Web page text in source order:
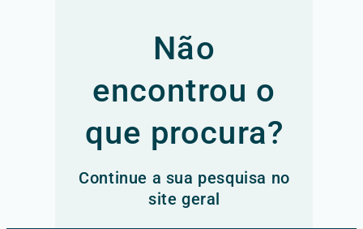
Não
encontrou o
que procura?
Continue a sua pesquisa no
site geral